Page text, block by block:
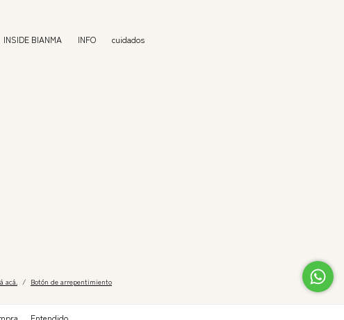
Entendido
INSIDE BIANMA INFO cuidados
acá. / Botón de arrepentimiento